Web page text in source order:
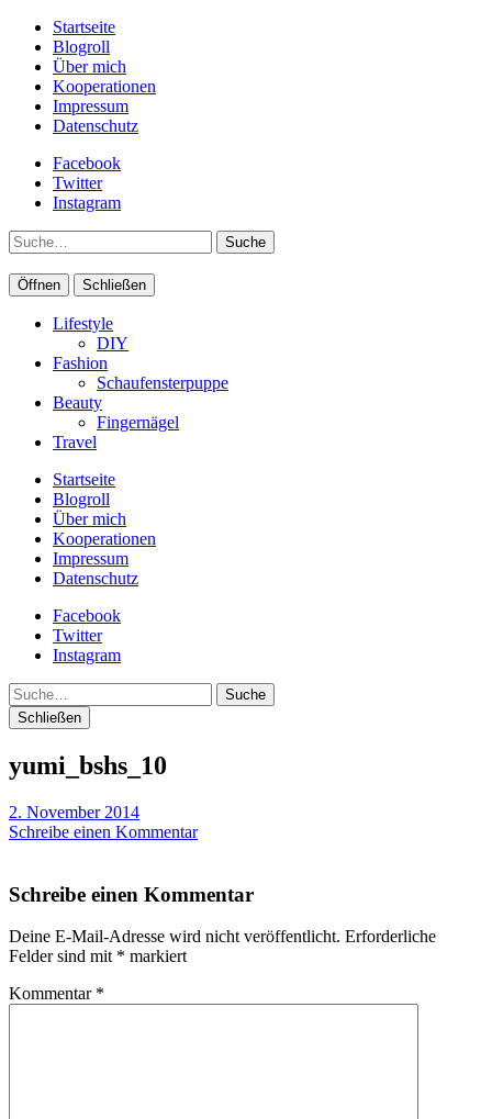
Startseite
Blogroll
Über mich
Kooperationen
Impressum
Datenschutz
Facebook
Twitter
Instagram
Suche
Öffnen Schließen
Lifestyle
DIY
Fashion
Schaufensterpuppe
Beauty
Fingernägel
Travel
Startseite
Blogroll
Über mich
Kooperationen
Impressum
Datenschutz
Facebook
Twitter
Instagram
Suche
Schließen
yumi_bshs_10
2. November 2014
Schreibe einen Kommentar
Schreibe einen Kommentar
Deine E-Mail-Adresse wird nicht veröffentlicht. Erforderliche
Felder sind mit * markiert
Kommentar *